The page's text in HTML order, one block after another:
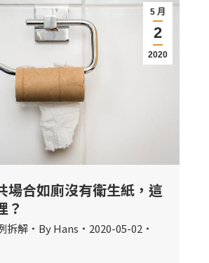
5 月
2
2020
場合如廁沒有衛生紙，這
？
拆解 ByHans
2020-05-02